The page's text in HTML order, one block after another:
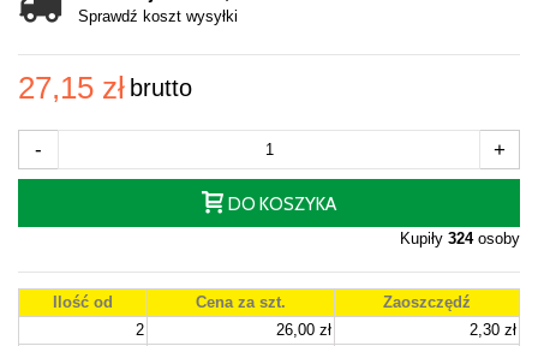
Sprawdź koszt wysyłki
27,15 zł brutto
- +
DO KOSZYKA
Kupiły 324osoby
Ilość od Cena za szt.
Zaoszczędź
2
26,00 zł
2,30 zł